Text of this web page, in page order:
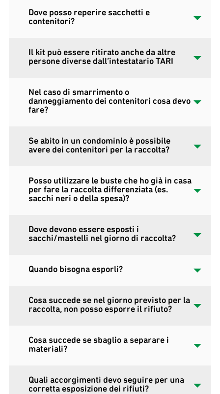
Dove posso reperire sacchetti e
contenitori?
Il kit può essere ritirato anche da altre
persone diverse dall’intestatario TARI
Nel caso di smarrimento o
danneggiamento dei contenitori cosa devo
fare?
Se abito in un condominio è possibile
avere dei contenitori per la raccolta?
Posso utilizzare le buste che ho già in casa
per fare la raccolta differenziata (es.
sacchi neri o della spesa)?
Dove devono essere esposti i
sacchi/mastelli nel giorno di raccolta?
Quando bisogna esporli?
Cosa succede se nel giorno previsto per la
raccolta, non posso esporre il rifiuto?
Cosa succede se sbaglio a separare i
materiali?
Quali accorgimenti devo seguire per una
corretta esposizione dei rifiuti?